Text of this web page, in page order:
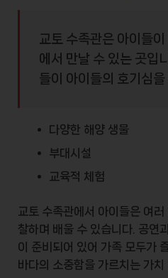
교토 수족관은 아이들이
에서 만날 수 있는 곳입
들이 아이들의 호기심
다양한 해양 생물
부대시설
교육적 체험
교토 수족관에서 아이들은 여
찰하며 배울 수 있습니다. 공연
이 준비되어 있어 가족 모두가
바다의 소중함을 가르치는 가